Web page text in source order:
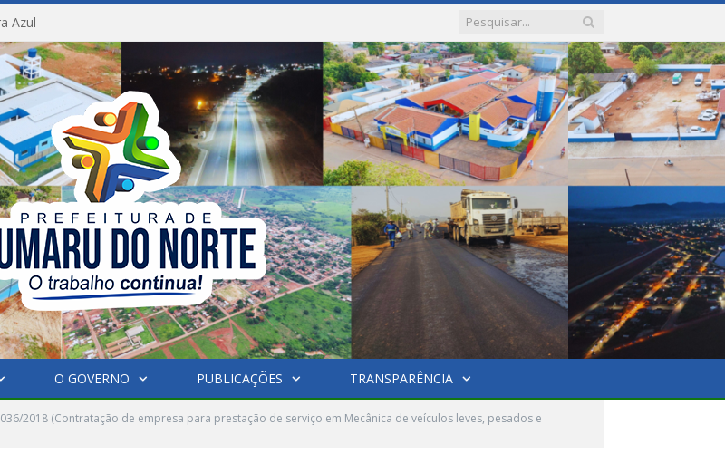
Azul
O GOVERNO PUBLICAÇÕES TRANSPARÊNCIA
036/2018 (Contratação de empresa para prestação de serviço em Mecânica de veículos leves, pesados e